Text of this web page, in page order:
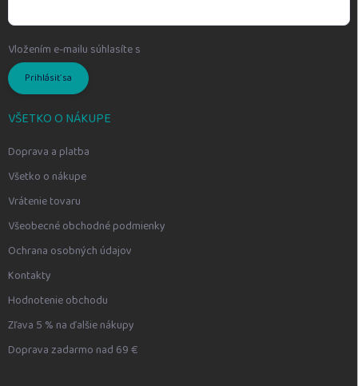
Vložením e-mailu súhlasíte s
Prihlásiť sa
VŠETKO O NÁKUPE
Doprava a platba
Všetko o nákupe
Vrátenie tovaru
Všeobecné obchodné podmienky
Ochrana osobných údajov
Kontakty
Hodnotenie obchodu
Zľava 5 % na ďalšie nákupy
Doprava zadarmo nad 69 €